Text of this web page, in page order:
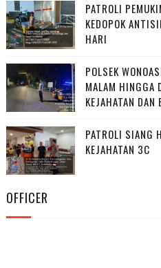
PATROLI
KEDOPOK
HARI
POLSEK
MALAM
KEJAHATAN DAN
PATROLI SIANG
KEJAHATAN 3C
OFFICER